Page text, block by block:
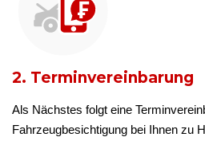
2. Terminvereinbarung
Als Nächstes folgt eine
Fahrzeugbesichtigung bei Ihnen zu